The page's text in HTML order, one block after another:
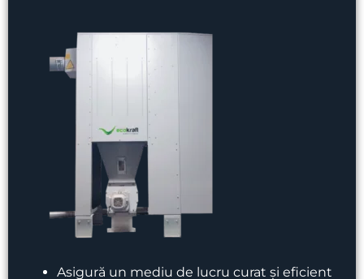
Asigură un mediu de lucru curat și eficient